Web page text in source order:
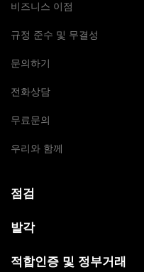
비즈니스 이점
규정 준수 및 무결성
문의하기
전화상담
무료문의
우리와 함께
점검
발각
적합인증 및 정부거래